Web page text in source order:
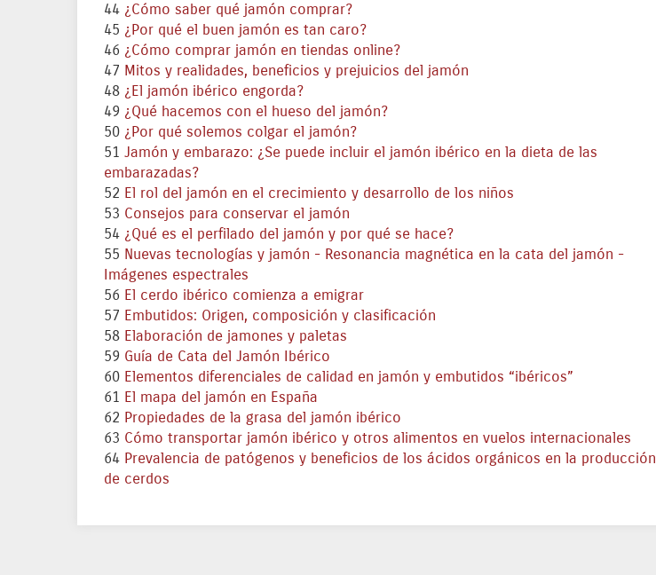
44 ¿Cómo saber qué jamón comprar?
45 ¿Por qué el buen jamón es tan caro?
46 ¿Cómo comprar jamón en tiendas online?
47 Mitos y realidades, beneficios y prejuicios del jamón
48 ¿El jamón ibérico engorda?
49 ¿Qué hacemos con el hueso del jamón?
50 ¿Por qué solemos colgar el jamón?
51 Jamón y embarazo: ¿Se puede incluir el jamón ibérico en la dieta de las
embarazadas?
52 El rol del jamón en el crecimiento y desarrollo de los niños
53 Consejos para conservar el jamón
54 ¿Qué es el perfilado del jamón y por qué se hace?
55 Nuevas tecnologías y jamón - Resonancia magnética en la cata del jamón -
Imágenes espectrales
56 El cerdo ibérico comienza a emigrar
57 Embutidos: Origen, composición y clasificación
58 Elaboración de jamones y paletas
59 Guía de Cata del Jamón Ibérico
60 Elementos diferenciales de calidad en jamón y embutidos “ibéricos”
61 El mapa del jamón en España
62 Propiedades de la grasa del jamón ibérico
63 Cómo transportar jamón ibérico y otros alimentos en vuelos internacionales
64 Prevalencia de patógenos y beneficios de los ácidos orgánicos en la producción
de cerdos